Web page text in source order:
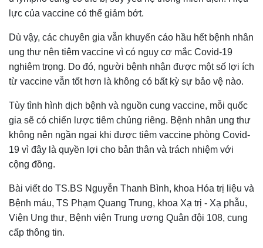
lực của vaccine có thể giảm bớt.
Dù vậy, các chuyên gia vẫn khuyến cáo hầu hết bệnh nhân
ung thư nên tiêm vaccine vì có nguy cơ mắc Covid-19
nghiêm trọng. Do đó, người bệnh nhận được một số lợi ích
từ vaccine vẫn tốt hơn là không có bất kỳ sự bảo vệ nào.
Tùy tình hình dịch bệnh và nguồn cung vaccine, mỗi quốc
gia sẽ có chiến lược tiêm chủng riêng. Bệnh nhân ung thư
không nên ngần ngại khi được tiêm vaccine phòng Covid-
19 vì đây là quyền lợi cho bản thân và trách nhiệm với
cộng đồng.
Bài viết do TS.BS Nguyễn Thanh Bình, khoa Hóa trị liệu và
Bệnh máu, TS Phạm Quang Trung, khoa Xạ trị - Xạ phẫu,
Viện Ung thư, Bệnh viện Trung ương Quân đội 108, cung
cấp thông tin.